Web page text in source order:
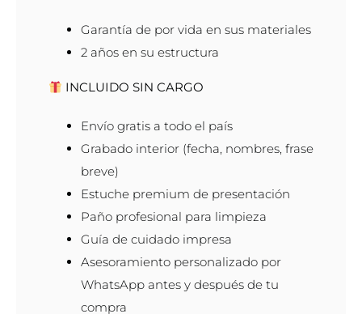
Garantía de por vida en sus materiales
2 años en su estructura
INCLUIDO SIN CARGO
Envío gratis a todo el país
Grabado interior (fecha, nombres, frase
breve)
Estuche premium de presentación
Paño profesional para limpieza
Guía de cuidado impresa
Asesoramiento personalizado por
WhatsApp antes y después de tu
compra